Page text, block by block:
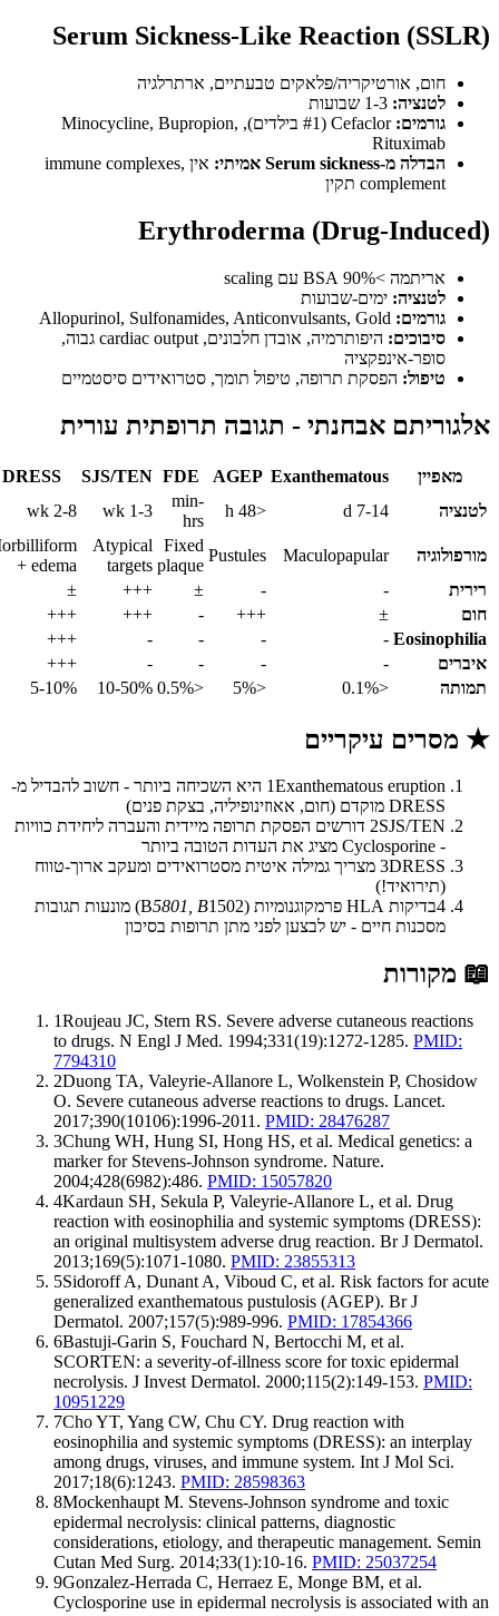
Serum Sickness-Like Reaction
חום, אורטיקריה/פלאקים טבעתיים, ארתרלגיה
לטנציה:1-3 שבועות
גורמים:
Cefaclor (#1 בילדים), Minocycline, Bupropion,
Rituximab
הבדלה מ-Serum sickness אמיתי:
אין immune complexes,
complement תקין
Erythroderma (Drug-
אריתמה >90% BSA עם scaling
לטנציה:ימים-שבועות
גורמים:Allopurinol, Sulfonamides, Anticonvulsants, Gold
סיבוכים:
היפותרמיה, אובדן חלבונים, cardiac output גבוה,
סופר-אינפקציה
טיפול: הפסקת תרופה, טיפול תומך, סטרואידים סיסטמיים
אבחנתי - תגובה תרופתית עורית
Exanthematous
AGEP
FDE
SJS/TEN
DRESS
min-
hrs
1-3 wk
2-8 wk
Maculopapular
Pustules
Fixed
plaque
Atypical
targets
Morbilliform
+ edema
+++
-
-
<0.5%
10-50%
5-10%
עיקריים
1Exanthematous eruption היא השכיחה ביותר - חשוב להבדיל מ-
DRESS מוקדם (חום, אאוזינופיליה, בצקת פנים)
2SJS/TEN דורשים הפסקת תרופה מיידית והעברה ליחידת כוויות
3DRESS מצריך גמילה איטית מסטרואידים ומעקב ארוך-טווח
(תירואיד!)
בדיקות HLA פרמקוגנומיות (B 5801, B
1502) מונעות תגובות
מסכנות חיים - יש לבצען לפני מתן תרופות בסיכון
1Roujeau JC, Stern RS. Severe adverse cutaneous
to drugs. N Engl J Med. 1994;331(19):1272-1285.
7794310
2Duong TA, Valeyrie-Allanore L, Wolkenstein P,
O. Severe cutaneous adverse reactions to drugs. Lancet.
2017;390(10106):1996-2011.PMID: 28476287
3Chung WH, Hung SI, Hong HS, et al. Medical
marker for Stevens-Johnson syndrome. Nature.
2004;428(6982):486.PMID: 15057820
4Kardaun SH, Sekula P, Valeyrie-Allanore L, et al. Drug
reaction with eosinophilia and systemic symptoms
an original multisystem adverse drug reaction. Br J
2013;169(5):1071-1080.PMID: 23855313
5Sidoroff A, Dunant A, Viboud C, et al. Risk factors for
generalized exanthematous pustulosis (AGEP). Br J
Dermatol. 2007;157(5):989-996.PMID: 17854366
6Bastuji-Garin S, Fouchard N, Bertocchi M, et al.
SCORTEN: a severity-of-illness score for toxic
necrolysis. J Invest Dermatol. 2000;115(2):149-153.
10951229
7Cho YT, Yang CW, Chu CY. Drug reaction with
eosinophilia and systemic symptoms (DRESS): an
among drugs, viruses, and immune system. Int J Mol Sci.
2017;18(6):1243.PMID: 28598363
8Mockenhaupt M. Stevens-Johnson syndrome and toxic
epidermal necrolysis: clinical patterns, diagnostic
considerations, etiology, and therapeutic management.
Cutan Med Surg. 2014;33(1):10-16.PMID: 25037254
9Gonzalez-Herrada C, Herraez E, Monge BM, et al.
Cyclosporine use in epidermal necrolysis is associated